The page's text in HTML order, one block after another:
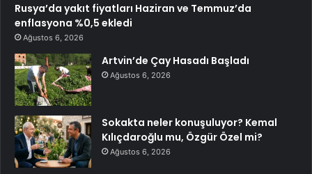
Rusya’da yakıt fiyatları Haziran ve Temmuz’da
enflasyona %0,5 ekledi
Ağustos 6, 2026
Artvin’de Çay Hasadı Başladı
Ağustos 6, 2026
Sokakta neler konuşuluyor? Kemal
Kılıçdaroğlu mu, Özgür Özel mi?
Ağustos 6, 2026